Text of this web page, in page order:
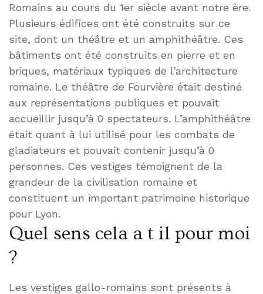
Romains au cours du 1er siècle avant notre ère.
Plusieurs édifices ont été construits sur ce
site, dont un théâtre et un amphithéâtre. Ces
bâtiments ont été construits en pierre et en
briques, matériaux typiques de l’architecture
romaine. Le théâtre de Fourvière était destiné
aux représentations publiques et pouvait
accueillir jusqu’à 0 spectateurs. L’amphithéâtre
était quant à lui utilisé pour les combats de
gladiateurs et pouvait contenir jusqu’à 0
personnes. Ces vestiges témoignent de la
grandeur de la civilisation romaine et
constituent un important patrimoine historique
pour Lyon.
Quel sens cela a t il pour moi
?
Les vestiges gallo-romains sont présents à